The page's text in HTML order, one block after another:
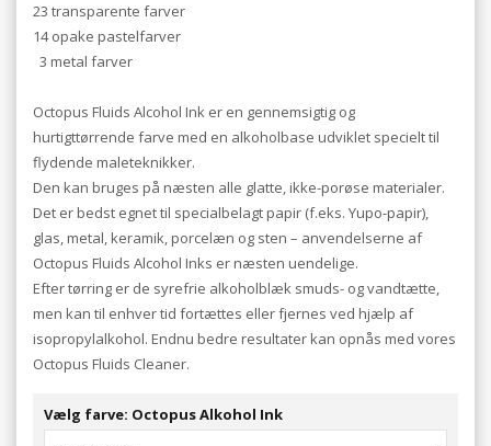
23 transparente farver
14 opake pastelfarver
3 metal farver
Octopus Fluids Alcohol Ink er en gennemsigtig og
hurtigttørrende farve med en alkoholbase udviklet specielt til
flydende maleteknikker.
Den kan bruges på næsten alle glatte, ikke-porøse materialer.
Det er bedst egnet til specialbelagt papir (f.eks. Yupo-papir),
glas, metal, keramik, porcelæn og sten – anvendelserne af
Octopus Fluids Alcohol Inks er næsten uendelige.
Efter tørring er de syrefrie alkoholblæk smuds- og vandtætte,
men kan til enhver tid fortættes eller fjernes ved hjælp af
isopropylalkohol. Endnu bedre resultater kan opnås med vores
Octopus Fluids Cleaner.
Vælg farve: Octopus Alkohol Ink